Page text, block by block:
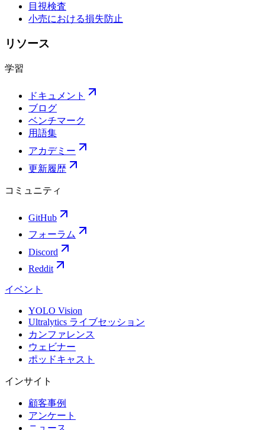
目視検査
小売における損失防止
リソース
学習
ドキュメント
ブログ
ベンチマーク
用語集
アカデミー
更新履歴
コミュニティ
GitHub
フォーラム
Discord
Reddit
イベント
YOLO Vision
Ultralytics ライブセッション
カンファレンス
ウェビナー
ポッドキャスト
インサイト
顧客事例
アンケート